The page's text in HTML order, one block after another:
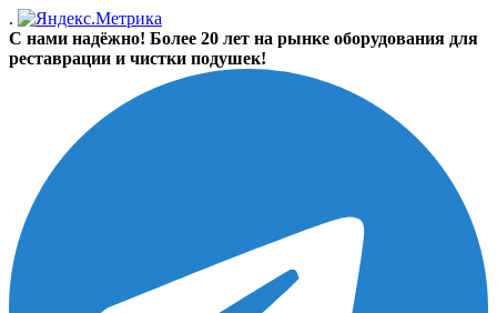
.
С нами надёжно! Более 20 лет на рынке оборудования для
реставрации и чистки подушек!